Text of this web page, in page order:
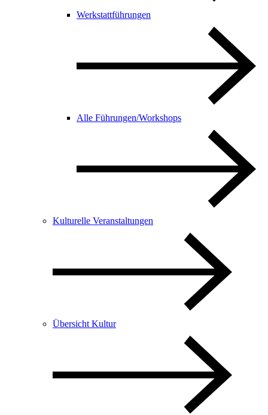
Werkstattführungen
Alle Führungen/Workshops
Kulturelle Veranstaltungen
Übersicht Kultur